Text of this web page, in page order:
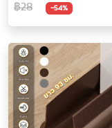
฿28 -54%